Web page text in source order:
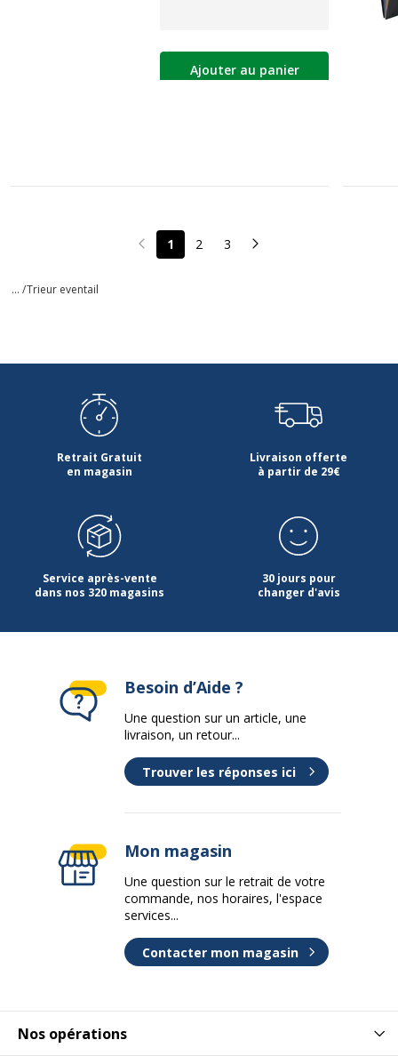
Ajouter au panier
Page précédente
1 2 3 Page suivante
... /Trieur eventail
Retrait Gratuit
en magasin
Livraison offerte
à partir de 29€
Service après-vente
dans nos 320 magasins
30 jours pour
changer d'avis
Nos opérations
Besoin d’Aide ?
Une question sur un article, une
livraison, un retour...
Trouver les réponses ici
Mon magasin
Une question sur le retrait de votre
commande, nos horaires, l'espace
services...
Contacter mon magasin